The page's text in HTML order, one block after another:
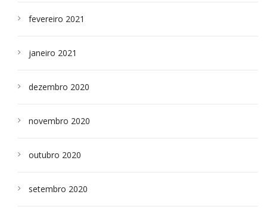
fevereiro 2021
janeiro 2021
dezembro 2020
novembro 2020
outubro 2020
setembro 2020